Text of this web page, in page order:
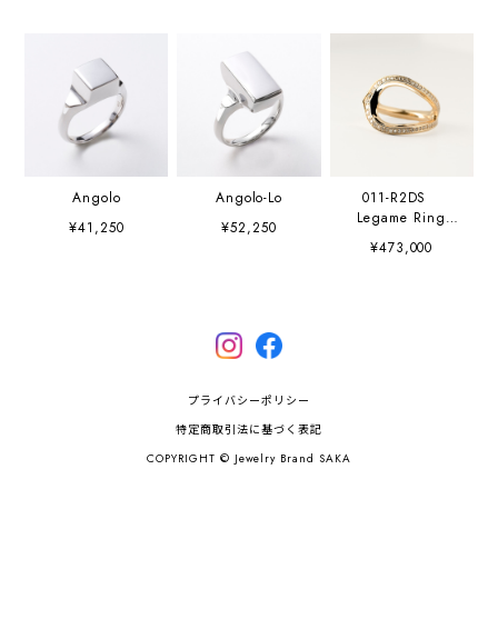
Angolo
¥41,250
Angolo-Lo
¥52,250
011-R2DS
Legame Ring
with white
diamond K10YG
¥473,000
プライバシーポリシー
特定商取引法に基づく表記
COPYRIGHT © Jewelry Brand SAKA